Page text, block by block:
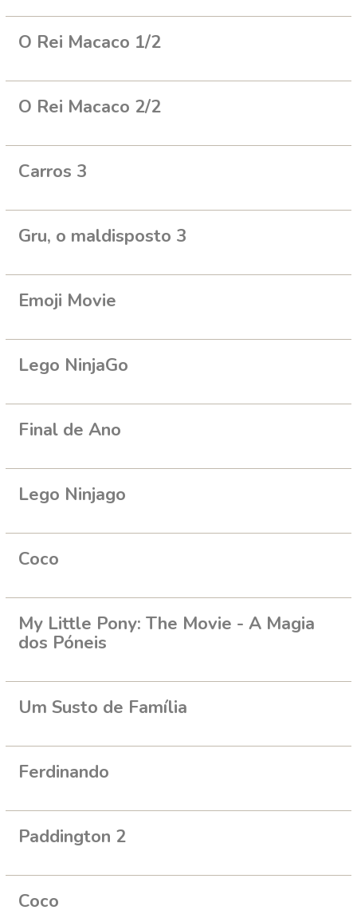
O Rei Macaco 1/2
O Rei Macaco 2/2
Carros 3
Gru, o maldisposto 3
Emoji Movie
Lego NinjaGo
Final de Ano
Lego Ninjago
Coco
My Little Pony: The Movie - A Magia
dos Póneis
Um Susto de Família
Ferdinando
Paddington 2
Coco